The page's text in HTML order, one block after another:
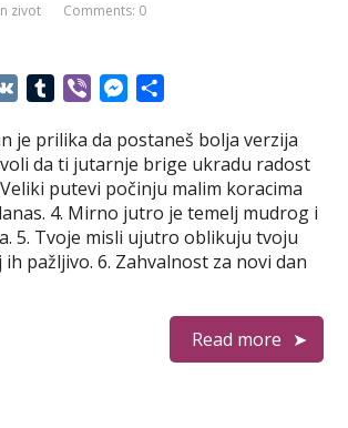
zivot Comments: 0
m
b
l
r
b
e
r
M
s
s
e
n
g
a
r
e
je prilika da postaneš bolja verzija
da ti jutarnje brige ukradu radost
putevi počinju malim koracima
4. Mirno jutro je temelj mudrog i
5. Tvoje misli ujutro oblikuju tvoju
pažljivo. 6. Zahvalnost za novi dan
Read more